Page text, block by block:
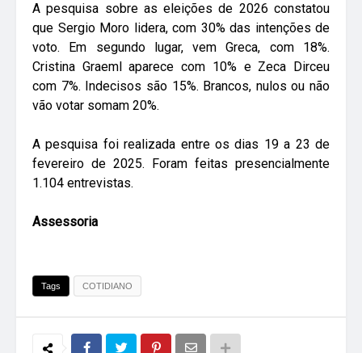
A pesquisa sobre as eleições de 2026 constatou
que Sergio Moro lidera, com 30% das intenções de
voto. Em segundo lugar, vem Greca, com 18%.
Cristina Graeml aparece com 10% e Zeca Dirceu
com 7%. Indecisos são 15%. Brancos, nulos ou não
vão votar somam 20%.
A pesquisa foi realizada entre os dias 19 a 23 de
fevereiro de 2025. Foram feitas presencialmente
1.104 entrevistas.
Assessoria
Tags COTIDIANO